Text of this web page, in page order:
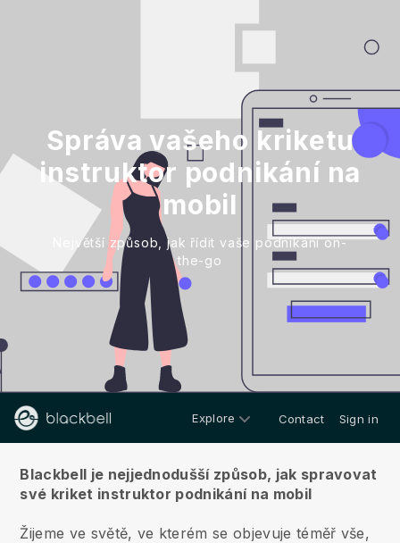
Správa vašeho kriketu
instruktor podnikání na
mobil
Největší způsob, jak řídit vaše podnikání on-
the-go
Explore Contact Sign in
Blackbell je nejjednodušší způsob, jak spravovat
své kriket instruktor podnikání na mobil
Žijeme ve světě, ve kterém se objevuje téměř vše,